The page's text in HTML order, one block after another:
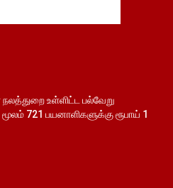
உள்ளிட்ட பல்வேறு
721 பயனாளிகளுக்கு ரூபாய் 1